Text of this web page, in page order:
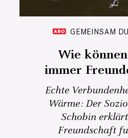
GEMEINSAM
Wie
immer
Echte
Wärme: Der
Schobin
Freundschaft